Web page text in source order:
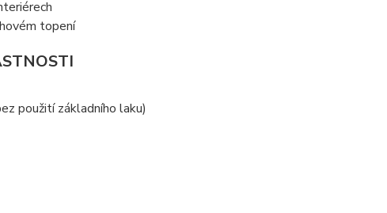
topení
použití základního laku)